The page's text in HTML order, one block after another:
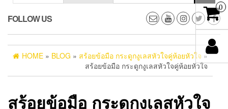
FOLLOW US
HOME » BLOG » สร้อยข้อมือ กระดูกงูเลสหัวใจคู่ห้อยหัวใจ »
สร้อยข้อมือ กระดูกงูเลสหัวใจคู่ห้อยหัวใจ
สร้อยข้อมือ กระดูกงูเลสหัวใจ
0